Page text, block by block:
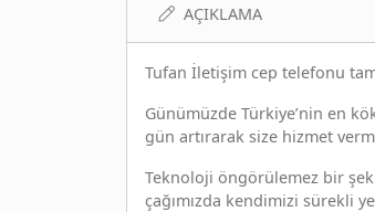
AÇIKLAMA
Tufan İletişim cep telefonu
Günümüzde Türkiye’nin en
gün artırarak size hizmet
Teknoloji öngörülemez bir
çağımızda kendimizi sürekli